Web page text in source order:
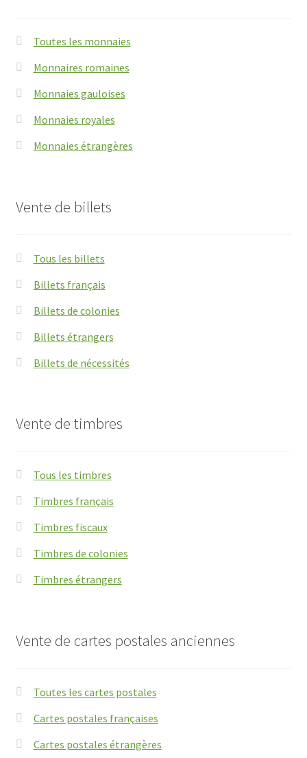
Toutes les monnaies
Monnaires romaines
Monnaies gauloises
Monnaies royales
Monnaies étrangères
Vente de billets
Tous les billets
Billets français
Billets de colonies
Billets étrangers
Billets de nécessités
Vente de timbres
Tous les timbres
Timbres français
Timbres fiscaux
Timbres de colonies
Timbres étrangers
Vente de cartes postales anciennes
Toutes les cartes postales
Cartes postales françaises
Cartes postales étrangères